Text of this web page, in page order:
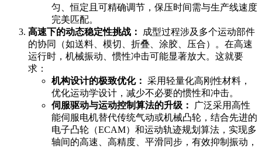
匀、恒定且可精确调节，保压时间需与生产线速度
完美匹配。
高速下的动态稳定性挑战：
成型过程涉及多个运动部件
的协同（如送料、模切、折叠、涂胶、压合）。在高速
运行时，机械振动、惯性冲击可能显著放大。这就要
求：
机构设计的极致优化： 采用轻量化高刚性材料，
优化运动学设计，减少不必要的惯性和冲击。
伺服驱动与运动控制算法的升级：
广泛采用高性
能伺服电机替代传统气动或机械凸轮，结合先进的
电子凸轮（ECAM）和运动轨迹规划算法，实现多
轴间的高速、高精度、平滑同步，有效抑制振动，